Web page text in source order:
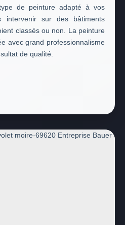
de peinture adapté à vos
intervenir sur des bâtiments
classés ou non. La peinture
avec grand professionnalisme
de qualité.